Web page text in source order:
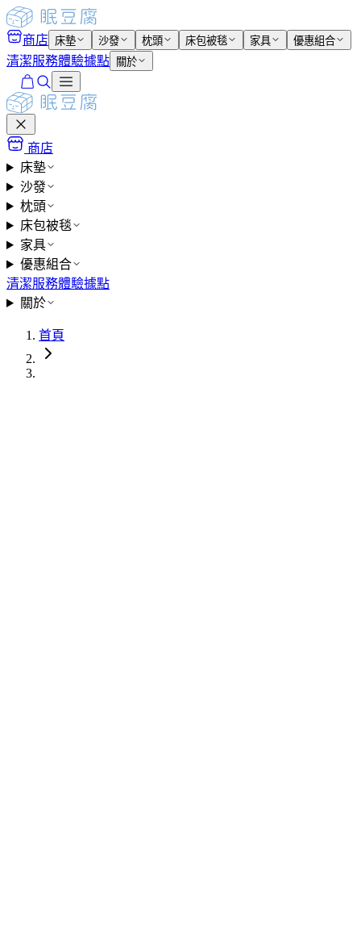
商店 床墊 沙發 枕頭 床包被毯 家具 優惠組合
清潔服務體驗據點 關於
商店
床墊
沙發
枕頭
床包被毯
家具
優惠組合
清潔服務體驗據點
關於
首頁